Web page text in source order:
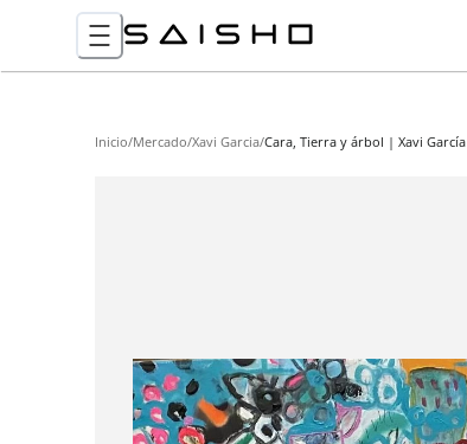
Inicio/Mercado/Xavi Garcia/Cara, Tierra y árbol | Xavi García